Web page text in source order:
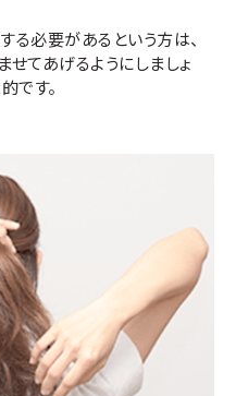
必要があるという方は、
てあげるようにしましょ
です。